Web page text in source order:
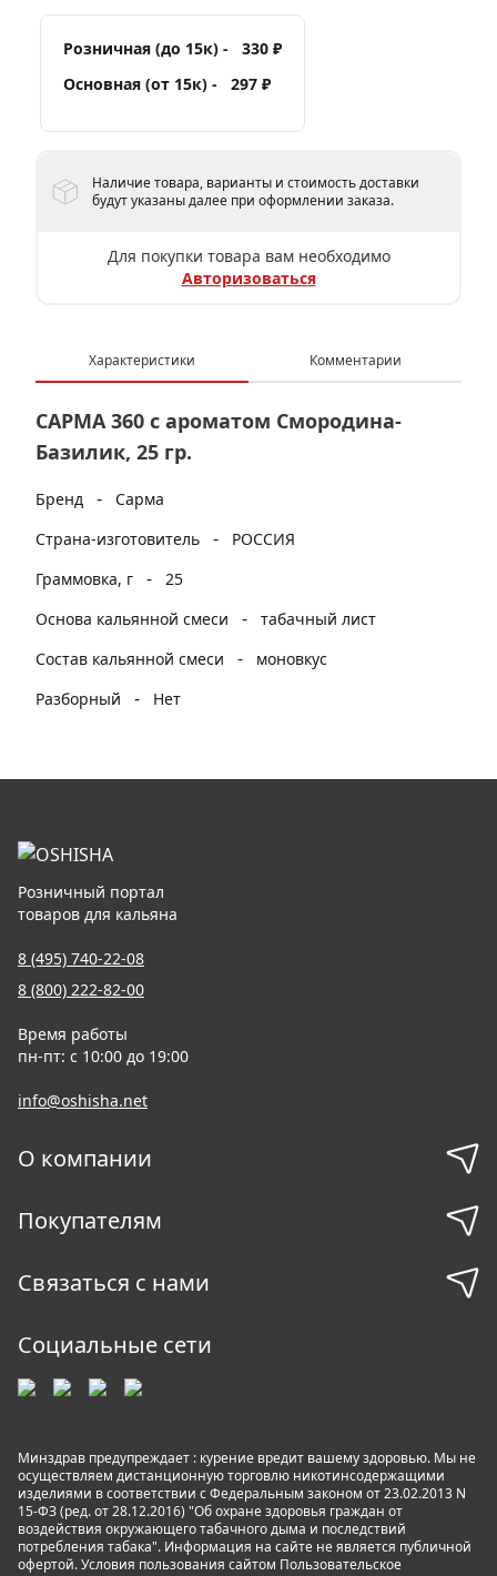
Розничная (до 15к) -
330 ₽
Основная (от 15к) -
297 ₽
Наличие товара, варианты и стоимость доставки
будут указаны далее при оформлении заказа.
Для покупки товара вам необходимо
Авторизоваться
Характеристики Комментарии
САРМА 360 с ароматом Смородина-
Базилик, 25 гр.
Бренд -
Сарма
Страна-изготовитель
-
РОССИЯ
Граммовка, г
- 25
Основа кальянной смеси
- табачный лист
Состав кальянной смеси
-
моновкус
Разборный
- Нет
Розничный портал
товаров для кальяна
8 (495) 740-22-08
8 (800) 222-82-00
Время работы
пн-пт: с 10:00 до 19:00
info@oshisha.net
О компании
Покупателям
Связаться с нами
Социальные сети
Минздрав предупреждает : курение вредит вашему здоровью. Мы не
осуществляем дистанционную торговлю никотинсодержащими
изделиями в соответствии с Федеральным законом от 23.02.2013 N
15-ФЗ (ред. от 28.12.2016) "Об охране здоровья граждан от
воздействия окружающего табачного дыма и последствий
потребления табака". Информация на сайте не является публичной
офертой. Условия пользования сайтом Пользовательское